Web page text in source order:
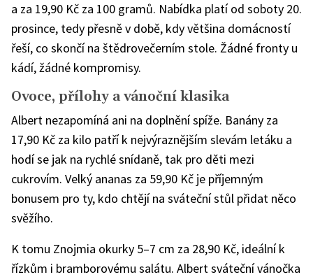
a za 19,90 Kč za 100 gramů. Nabídka platí od soboty 20.
prosince, tedy přesně v době, kdy většina domácností
řeší, co skončí na štědrovečerním stole. Žádné fronty u
kádí, žádné kompromisy.
Ovoce, přílohy a vánoční klasika
Albert nezapomíná ani na doplnění spíže. Banány za
17,90 Kč za kilo patří k nejvýraznějším slevám letáku a
hodí se jak na rychlé snídaně, tak pro děti mezi
cukrovím. Velký ananas za 59,90 Kč je příjemným
bonusem pro ty, kdo chtějí na sváteční stůl přidat něco
svěžího.
K tomu Znojmia okurky 5–7 cm za 28,90 Kč, ideální k
řízkům i bramborovému salátu. Albert sváteční vánočka